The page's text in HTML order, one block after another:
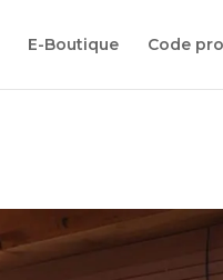
E-Boutique Code